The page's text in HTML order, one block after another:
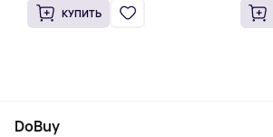
КУПИТЬ
DoBuy